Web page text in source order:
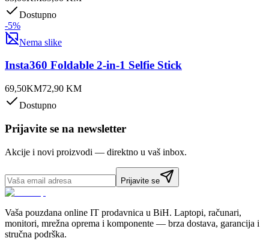
Dostupno
-5%
Nema slike
Insta360 Foldable 2-in-1 Selfie Stick
69,50KM72,90 KM
Dostupno
Prijavite se na newsletter
Akcije i novi proizvodi — direktno u vaš inbox.
Prijavite se
Vaša pouzdana online IT prodavnica u BiH. Laptopi, računari,
monitori, mrežna oprema i komponente — brza dostava, garancija i
stručna podrška.